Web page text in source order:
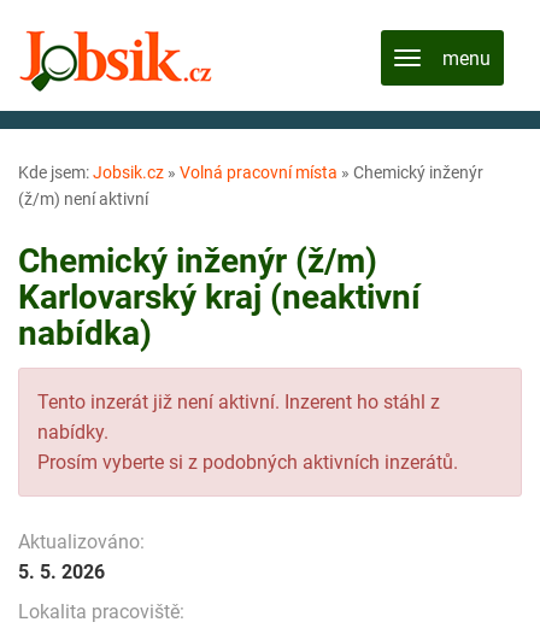
Kde jsem:Jobsik.cz » Volná pracovní místa » Chemický inženýr
(ž/m) není aktivní
Chemický inženýr (ž/m)
Karlovarský kraj (neaktivní
nabídka)
Tento inzerát již není aktivní. Inzerent ho stáhl z
nabídky.
Prosím vyberte si z podobných aktivních inzerátů.
Aktualizováno:
5. 5. 2026
Lokalita pracoviště: